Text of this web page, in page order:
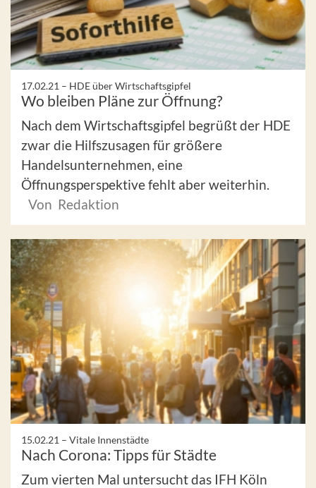
17.02.21 – HDE über Wirtschaftsgipfel
Wo bleiben Pläne zur Öffnung?
Nach dem Wirtschaftsgipfel begrüßt der HDE
zwar die Hilfszusagen für größere
Handelsunternehmen, eine
Öffnungsperspektive fehlt aber weiterhin.
Von Redaktion
15.02.21 – Vitale Innenstädte
Nach Corona: Tipps für Städte
Zum vierten Mal untersucht das IFH Köln